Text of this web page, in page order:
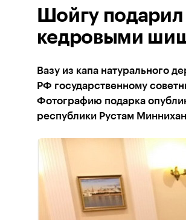
Шойгу
кедровыми
Вазу из капа натурального
РФ государственному
Фотографию подарка
республики Рустам